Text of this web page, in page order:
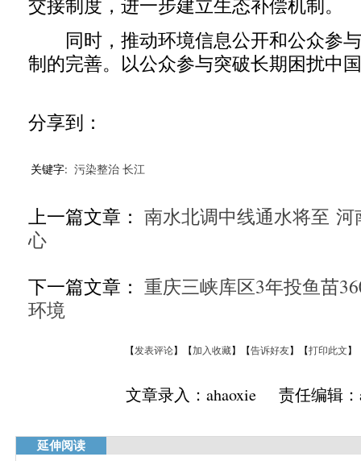
同时，推动环境信息公开和公众参
制的完善。以公众参与突破长期困扰中
分享到：
关键字: 污染整治 长江
上一篇文章： 南水北调中线通水将至
心
下一篇文章： 重庆三峡库区3年投鱼苗
环境
【发表评论】【加入收藏】【告诉好友】【打印此文】
文章录入：ahaoxie 责任编辑
延伸阅读